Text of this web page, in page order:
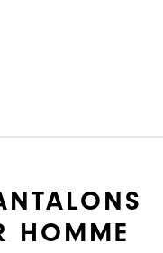
HOMME